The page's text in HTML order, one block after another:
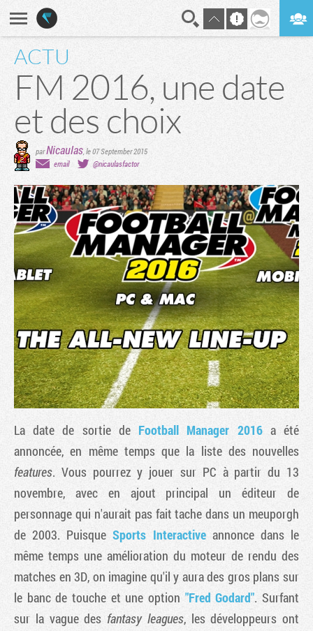
ACTU
FM 2016, une date
et des choix
parNicaulas,le 07 September 2015
email
@nicaulasfactor
La date de sortie de Football Manager 2016a été
annoncée, en même temps que la liste des nouvelles
features. Vous pourrez y jouer sur PC à partir du 13
novembre, avec en ajout principal un éditeur de
personnage qui n'aurait pas fait tache dans un meuporgh
de 2003. PuisqueSports Interactiveannonce dans le
même temps une amélioration du moteur de rendu des
matches en 3D, on imagine qu'il y aura des gros plans sur
le banc de touche et une option "Fred Godard". Surfant
sur la vague des fantasy leagues, les développeurs ont